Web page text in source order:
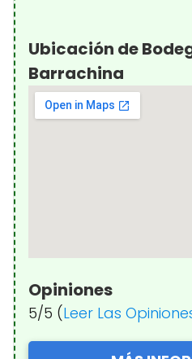
Ubicación de
Barrachina
Opiniones
5/5 (Leer Las